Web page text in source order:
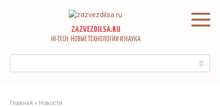
ZAZVEZDILSA.RU
HI-TECH, НОВЫЕ ТЕХНОЛОГИИ И НАУКА
Главная » Новости